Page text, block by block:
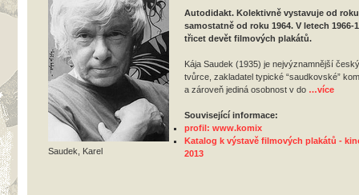
Saudek, Karel
Autodidakt. Kolektivně vystavuje od roku
samostatně od roku 1964. V letech 1966-
třicet devět filmových plakátů.
Kája Saudek (1935) je nejvýznamnější
tvůrce, zakladatel typické “saudkovské”
a zároveň jediná osobnost v do …více
Související informace:
profil: www.komix
Katalog k výstavě filmových plakátů -
2013